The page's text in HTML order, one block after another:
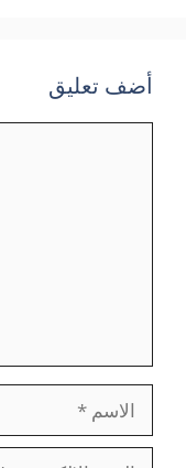
أضف تعليق
الاسم
البريد